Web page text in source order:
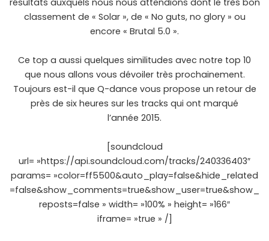
résultats auxquels nous nous attendions dont le très bon
classement de « Solar », de « No guts, no glory » ou
encore « Brutal 5.0 ».
Ce top a aussi quelques similitudes avec notre top 10
que nous allons vous dévoiler très prochainement.
Toujours est-il que Q-dance vous propose un retour de
près de six heures sur les tracks qui ont marqué
l’année 2015.
[soundcloud
url= »https://api.soundcloud.com/tracks/240336403″
params= »color=ff5500&auto_play=false&hide_related
=false&show_comments=true&show_user=true&show_
reposts=false » width= »100% » height= »166″
iframe= »true » /]